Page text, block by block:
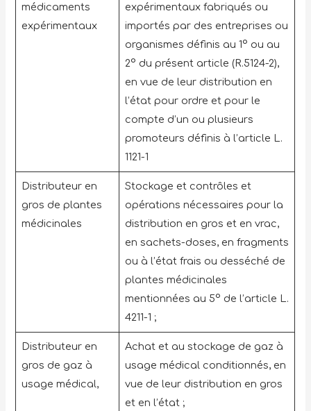
médicaments
expérimentaux
expérimentaux fabriqués ou
importés par des entreprises ou
organismes définis au 1° ou au
2° du présent article (R.5124-2),
en vue de leur distribution en
l’état pour ordre et pour le
compte d’un ou plusieurs
promoteurs définis à l’article L.
1121-1
Distributeur en
gros de plantes
médicinales
Stockage et contrôles et
opérations nécessaires pour la
distribution en gros et en vrac,
en sachets-doses, en fragments
ou à l’état frais ou desséché de
plantes médicinales
mentionnées au 5° de l’article L.
4211-1 ;
Distributeur en
gros de gaz à
usage médical,
Achat et au stockage de gaz à
usage médical conditionnés, en
vue de leur distribution en gros
et en l’état ;